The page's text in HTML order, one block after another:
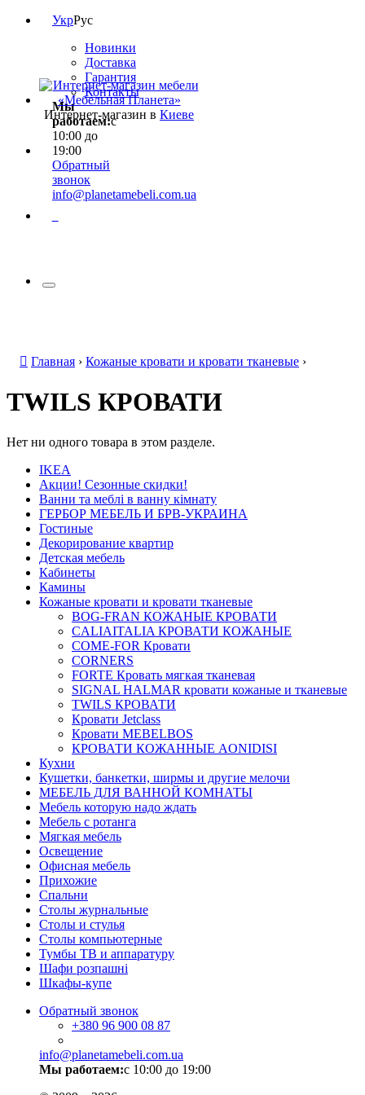
УкрРус
Новинки
Доставка
Гарантия
Контакты
Мы
работаем:с
10:00 до
19:00
Обратный
звонок
info@planetamebeli.com.ua
Интернет-магазин в Киеве
Главная › Кожаные кровати и кровати тканевые ›
TWILS КРОВАТИ
Нет ни одного товара в этом разделе.
IKEA
Акции! Сезонные скидки!
Ванни та меблі в ванну кімнату
ГЕРБОР МЕБЕЛЬ И БРВ-УКРАИНА
Гостиные
Декорирование квартир
Детская мебель
Кабинеты
Камины
Кожаные кровати и кровати тканевые
BOG-FRAN КОЖАНЫЕ КРОВАТИ
CALIAITALIA КРОВАТИ КОЖАНЫЕ
COME-FOR Кровати
CORNERS
FORTE Кровать мягкая тканевая
SIGNAL HALMAR кровати кожаные и тканевые
TWILS КРОВАТИ
Кровати Jetclass
Кровати MEBELBOS
КРОВАТИ КОЖАННЫЕ AONIDISI
Кухни
Кушетки, банкетки, ширмы и другие мелочи
МЕБЕЛЬ ДЛЯ ВАННОЙ КОМНАТЫ
Мебель которую надо ждать
Мебель с ротанга
Мягкая мебель
Освещение
Офисная мебель
Прихожие
Спальни
Столы журнальные
Столы и стулья
Столы компьютерные
Тумбы ТВ и аппаратуру
Шафи розпашні
Шкафы-купе
Обратный звонок
+380 96 900 08 87
info@planetamebeli.com.ua
Мы работаем:с 10:00 до 19:00